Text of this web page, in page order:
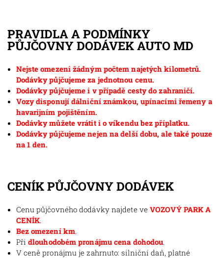
PRAVIDLA A PODMÍNKY
PŮJČOVNY DODÁVEK AUTO MD
Nejste omezeni žádným počtem najetých kilometrů.
Dodávky půjčujeme za jednotnou cenu.
Dodávky půjčujeme i v případě cesty do zahraničí.
Vozy disponují dálniční známkou, upínacími řemeny a
havarijním pojištěním.
Dodávky můžete vrátit i o víkendu bez příplatku.
Dodávky půjčujeme nejen na delší dobu, ale také pouze
na 1 den.
CENÍK PŮJČOVNY DODÁVEK
Cenu půjčovného dodávky najdete veVOZOVÝ PARK A
CENÍK.
Bez omezení km.
Při dlouhodobém pronájmu cena dohodou.
V ceně pronájmu je zahrnuto: silniční daň, platné